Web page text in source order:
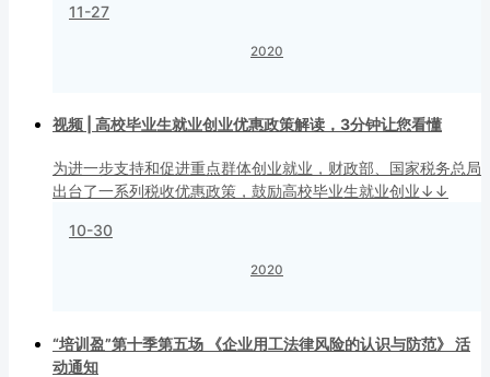
11-27
2020
视频 | 高校毕业生就业创业优惠政策解读，3分钟让您看懂
为进一步支持和促进重点群体创业就业，财政部、国家税务总局
出台了一系列税收优惠政策，鼓励高校毕业生就业创业↓↓
10-30
2020
“培训盈”第十季第五场 《企业用工法律风险的认识与防范》 活
动通知